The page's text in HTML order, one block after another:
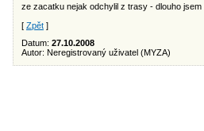
ze zacatku nejak odchylil z trasy - dlouho
[ Zpět ]
Datum: 27.10.2008
Autor: Neregistrovaný uživatel (MYZA)